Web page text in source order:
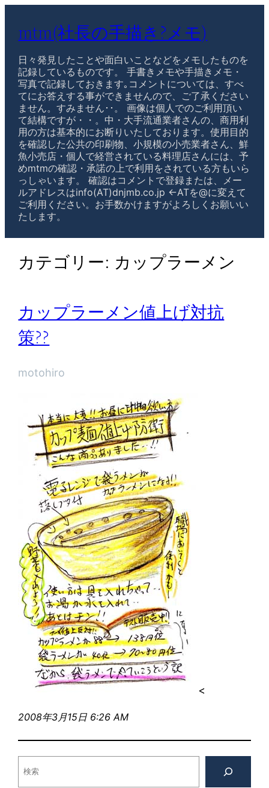
mtm(社長の手描き?メモ)
日々発見したことや面白いことなどをメモしたものを
記録しているものです。 手書きメモや手描きメモ・
写真で記録しておきます｡コメントについては、すべ
てにお答えする事ができませんので、ご了承ください
ません。すみません･･。 画像は個人でのご利用頂い
て結構ですが・・。中・大手流通業者さんの、商用利
用の方は基本的にお断りいたしております。使用目的
を確認した公共の印刷物、小規模の小売業者さん、鮮
魚小売店・個人で経営されている料理店さんには、予
めmtmの確認・承諾の上で利用をされている方もいら
っしゃいます。 確認はコメントで登録または、メー
ルアドレスはinfo(AT)dnjmb.co.jp ←ATを@に変えて
ご利用ください。お手数かけますがよろしくお願いい
たします。
カテゴリー: カップラーメン
カップラーメン値上げ対抗
策??
motohiro
<
2008年3月15日 6:26 AM